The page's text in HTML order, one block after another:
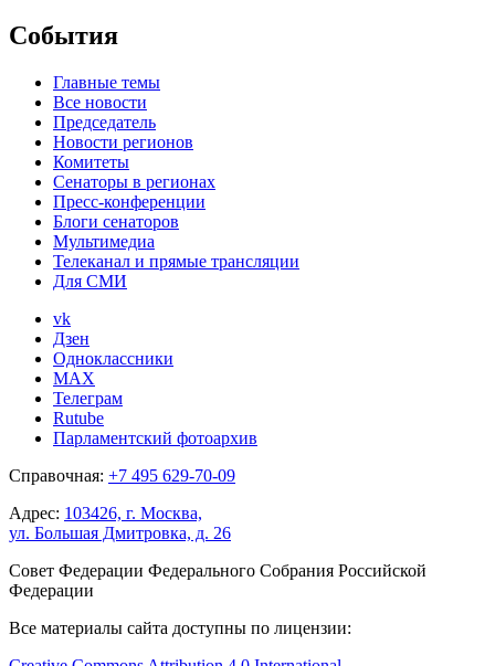
События
Главные темы
Все новости
Председатель
Новости регионов
Комитеты
Сенаторы в регионах
Пресс-конференции
Блоги сенаторов
Мультимедиа
Телеканал и прямые трансляции
Для СМИ
vk
Дзен
Одноклассники
MAX
Телеграм
Rutube
Парламентский фотоархив
Справочная: +7 495 629-70-09
Адрес: 103426, г. Москва,
ул. Большая Дмитровка, д. 26
Совет Федерации Федерального Собрания Российской
Федерации
Все материалы сайта доступны по лицензии: